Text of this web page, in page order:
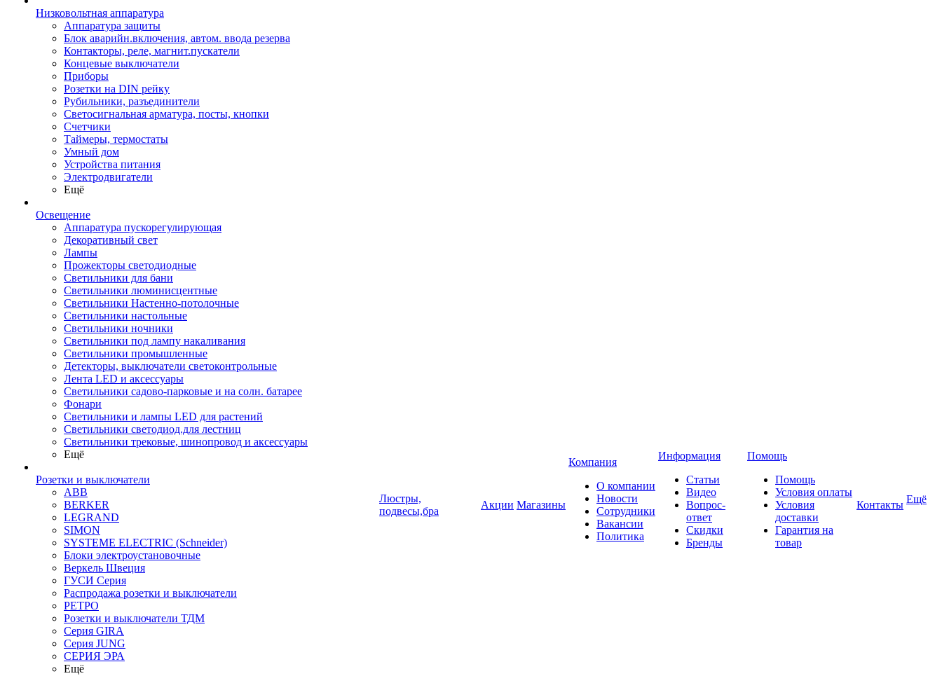
Низковольтная аппаратура
Аппаратура защиты
Блок аварийн.включения, автом. ввода резерва
Контакторы, реле, магнит.пускатели
Концевые выключатели
Приборы
Розетки на DIN рейку
Рубильники, разъединители
Светосигнальная арматура, посты, кнопки
Счетчики
Таймеры, термостаты
Умный дом
Устройства питания
Электродвигатели
Ещё
Освещение
Аппаратура пускорегулирующая
Декоративный свет
Лампы
Прожекторы светодиодные
Светильники для бани
Светильники люминисцентные
Светильники Настенно-потолочные
Светильники настольные
Светильники ночники
Светильники под лампу накаливания
Светильники промышленные
Детекторы, выключатели светоконтрольные
Лента LED и аксессуары
Светильники садово-парковые и на солн. батарее
Фонари
Светильники и лампы LED для растений
Светильники светодиод.для лестниц
Светильники трековые, шинопровод и аксессуары
Ещё
Розетки и выключатели
ABB
BERKER
LEGRAND
SIMON
SYSTEME ELECTRIC (Schneider)
Блоки электроустановочные
Веркель Швеция
ГУСИ Серия
Распродажа розетки и выключатели
РЕТРО
Розетки и выключатели ТДМ
Серия GIRA
Серия JUNG
СЕРИЯ ЭРА
Ещё
Люстры,
подвесы,бра
Акции Магазины
Компания
О компании
Новости
Сотрудники
Вакансии
Политика
Информация
Статьи
Видео
Вопрос-
ответ
Скидки
Бренды
Помощь
Помощь
Условия оплаты
Условия
доставки
Гарантия на
товар
Контакты Ещё